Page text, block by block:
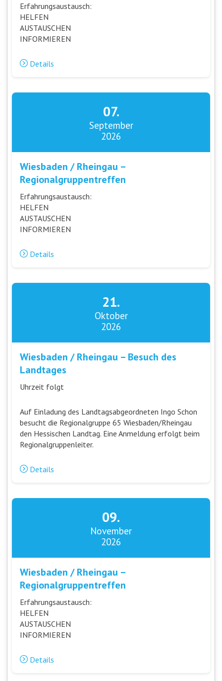
Erfahrungsaustausch:
HELFEN
AUSTAUSCHEN
INFORMIEREN
Details
07.
September
2026
Wiesbaden / Rheingau –
Regionalgruppentreffen
Erfahrungsaustausch:
HELFEN
AUSTAUSCHEN
INFORMIEREN
Details
21.
Oktober
2026
Wiesbaden / Rheingau – Besuch des
Landtages
Uhrzeit folgt
Auf Einladung des Landtagsabgeordneten Ingo Schon
besucht die Regionalgruppe 65 Wiesbaden/Rheingau
den Hessischen Landtag. Eine Anmeldung erfolgt beim
Regionalgruppenleiter.
Details
09.
November
2026
Wiesbaden / Rheingau –
Regionalgruppentreffen
Erfahrungsaustausch:
HELFEN
AUSTAUSCHEN
INFORMIEREN
Details